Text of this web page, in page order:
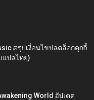
สรุปเงื่อนไขปลดล็อกคุกกี้
แปลไทย)
World อัปเดต